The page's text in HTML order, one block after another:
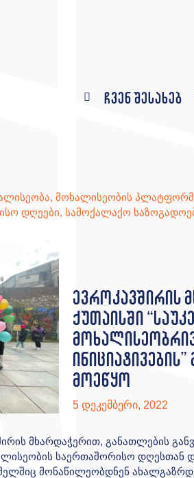
ჩვენ შესახებ
, მოხალისეობის
დღეები, სამოქალაქო
ევროკავშირის
ქუთაისში
მოეწყო
5 დეკემბერი, 2022
მხარდაჭერით, განათლების
საერთაშორისო დღესთან
მონაწილეობდნენ